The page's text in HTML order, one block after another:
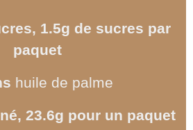
1.5g de sucres par
paquet
huile de palme
23.6g pour un paquet